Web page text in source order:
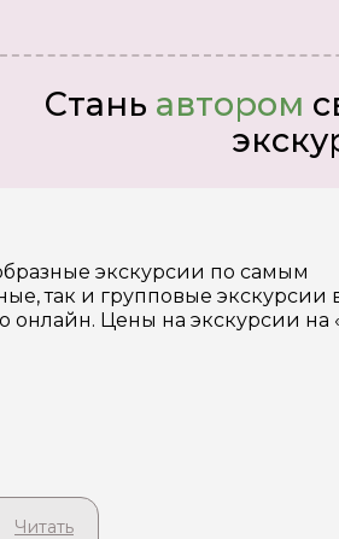
Стань автором
экскурсии по самым
так и групповые экскурсии
онлайн. Цены на экскурсии